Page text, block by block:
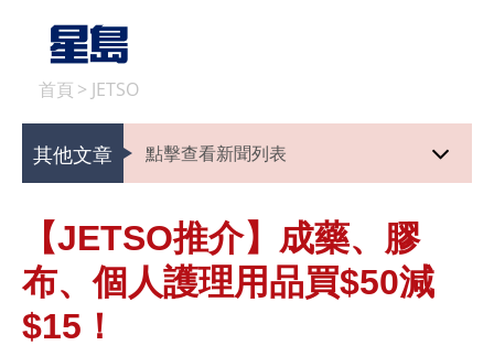
首頁 > JETSO
其他文章 點擊查看新聞列表
【JETSO推介】成藥、膠
布、個人護理用品買$50減
$15！